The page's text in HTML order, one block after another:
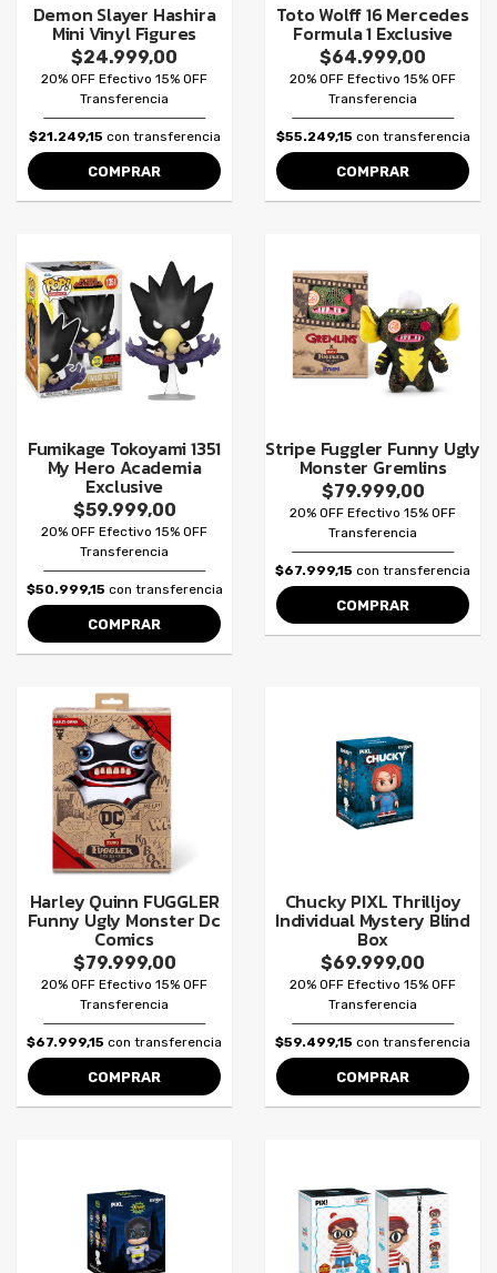
Demon Slayer Hashira
Mini Vinyl Figures
$24.999,00
20% OFF Efectivo 15% OFF
Transferencia
$21.249,15 con transferencia
COMPRAR
Toto Wolff 16 Mercedes
Formula 1 Exclusive
$64.999,00
20% OFF Efectivo 15% OFF
Transferencia
$55.249,15 con transferencia
COMPRAR
Fumikage Tokoyami 1351
My Hero Academia
Exclusive
$59.999,00
20% OFF Efectivo 15% OFF
Transferencia
$50.999,15 con transferencia
COMPRAR
Stripe Fuggler Funny Ugly
Monster Gremlins
$79.999,00
20% OFF Efectivo 15% OFF
Transferencia
$67.999,15 con transferencia
COMPRAR
Harley Quinn FUGGLER
Funny Ugly Monster Dc
Comics
$79.999,00
20% OFF Efectivo 15% OFF
Transferencia
$67.999,15 con transferencia
COMPRAR
Chucky PIXL Thrilljoy
Individual Mystery Blind
Box
$69.999,00
20% OFF Efectivo 15% OFF
Transferencia
$59.499,15 con transferencia
COMPRAR